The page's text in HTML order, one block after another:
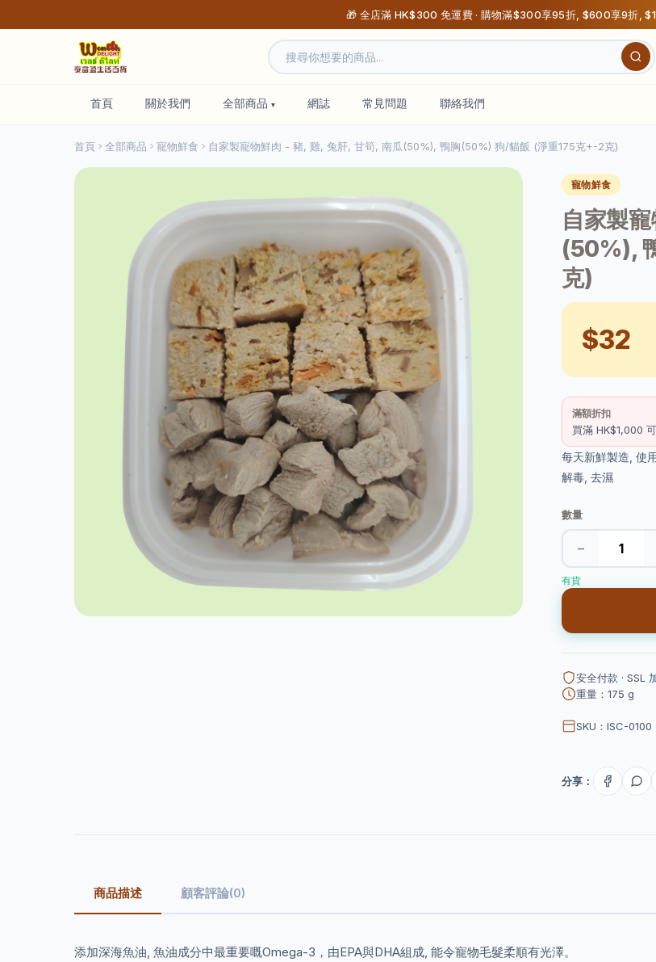
🎁 全店滿 HK$300 免運費 · 購物滿$300享95折, $600享9折,
首頁 關於我們 全部商品 網誌 常見問題 聯絡我們
首頁 全部商品 寵物鮮食 自家製寵物鮮肉 - 豬, 雞, 兔肝, 甘筍, 南瓜(50%), 鴨胸(50%) 狗/貓飯 (淨重175克+-2克)
寵物鮮食
自家製
(50%),
克)
$32
滿額折扣
買滿 HK$1,000
每天新鮮製造, 使
解毒, 去濕
數量
−
有貨
安全付款 · SSL
重量：175 g
SKU：ISC-0100
分享：
商品描述 顧客評論(0)
添加深海魚油, 魚油成分中最重要嘅Omega-3，由EPA與DHA組成, 能令寵物毛髮柔順有光澤。